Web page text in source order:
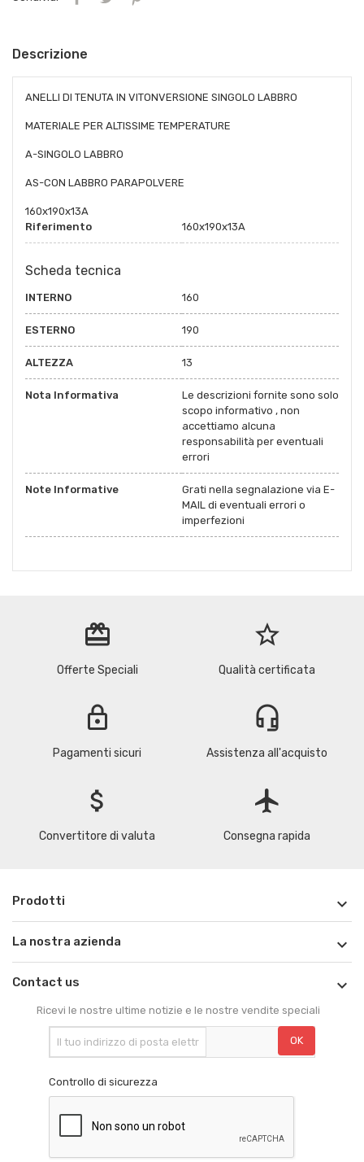
Descrizione
ANELLI DI TENUTA IN VITONVERSIONE SINGOLO LABBRO
MATERIALE PER ALTISSIME TEMPERATURE
A-SINGOLO LABBRO
AS-CON LABBRO PARAPOLVERE
160x190x13A
Riferimento
160x190x13A
Scheda tecnica
INTERNO 160
ESTERNO 190
ALTEZZA 13
Nota Informativa
Le descrizioni fornite sono solo
scopo informativo , non
accettiamo alcuna
responsabilità per eventuali
errori
Note Informative
Grati nella segnalazione via E-
MAIL di eventuali errori o
imperfezioni
redeem
Offerte Speciali
star_border
Qualità certificata
lock
Pagamenti sicuri
headset_mic
Assistenza all'acquisto
attach_money
Convertitore di valuta
flight
Consegna rapida
Prodotti 
La nostra azienda 
Contact us 
Ricevi le nostre ultime notizie e le nostre vendite speciali
Controllo di sicurezza